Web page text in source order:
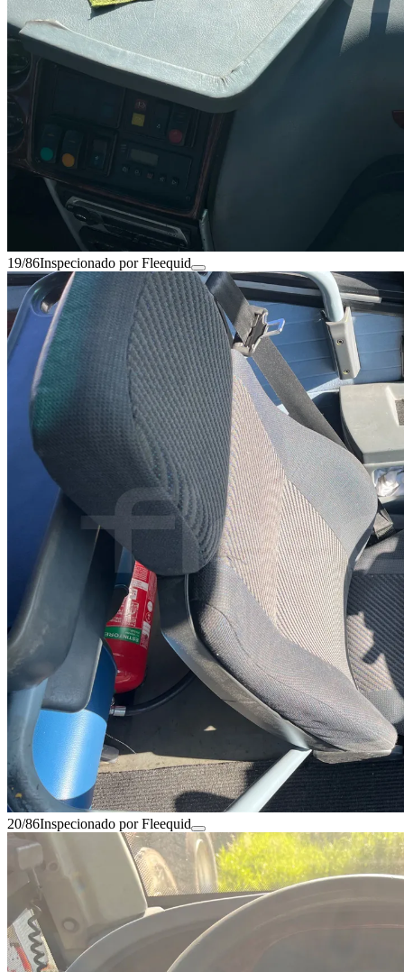
19/86Inspecionado por Fleequid
20/86Inspecionado por Fleequid